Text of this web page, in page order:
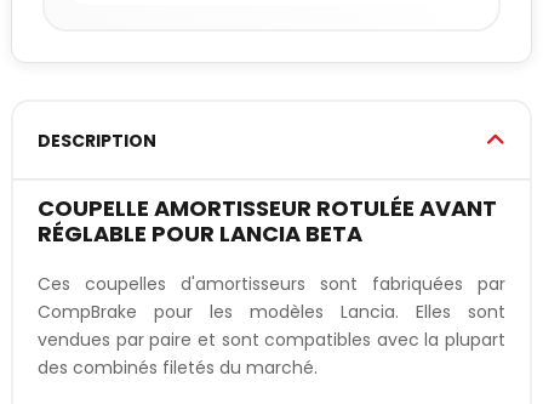
DESCRIPTION
COUPELLE AMORTISSEUR ROTULÉE AVANT
RÉGLABLE POUR LANCIA BETA
Ces coupelles d'amortisseurs sont fabriquées par
CompBrake pour les modèles Lancia. Elles sont
vendues par paire et sont compatibles avec la plupart
des combinés filetés du marché.